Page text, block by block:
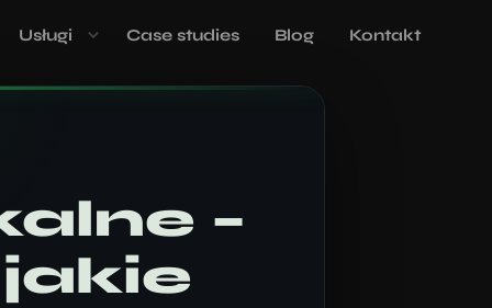
Usługi Case studies Blog Kontakt
–